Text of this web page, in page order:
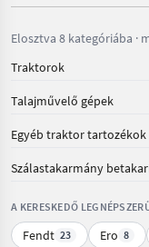
Elosztva 8 kategóriába ·
Traktorok
Talajművelő gépek
Egyéb traktor tartozékok
Szálastakarmány
A KERESKEDŐ
Fendt 23 Ero 8